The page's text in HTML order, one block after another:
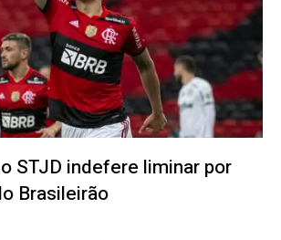
STJD indefere liminar por
Brasileirão